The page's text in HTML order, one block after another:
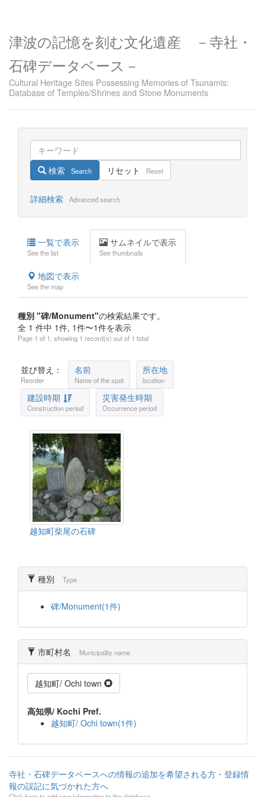
津波の記憶を刻む文化遺産 －寺社・
石碑データベース－
Cultural Heritage Sites Possessing Memories of Tsunamis:
Database of Temples/Shrines and Stone Monuments
検索 Search リセット Reset
詳細検索 Advanced search
一覧で表示
See the list
サムネイルで表示
See thumbnails
地図で表示
See the map
種別 "碑/Monument"の検索結果です。
全 1 件中 1件, 1件〜1件を表示
Page 1 of 1, showing 1 record(s) out of 1 total
並び替え：
Reorder
名前
Name of the spot
所在地
location
建設時期
Construction period
災害発生時期
Occurrence period
越知町柴尾の石碑
種別 Type
碑/Monument(1件)
市町村名 Municipality name
越知町/ Ochi town
高知県/ Kochi Pref.
越知町/ Ochi town(1件)
寺社・石碑データベースへの情報の追加を希望される方・登録情
報の誤記に気づかれた方へ